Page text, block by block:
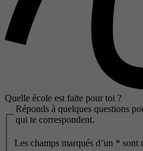
Quelle école est faite pour toi ?
Réponds à quelques questions
qui te correspondent.
Les champs marqués d’un * sont